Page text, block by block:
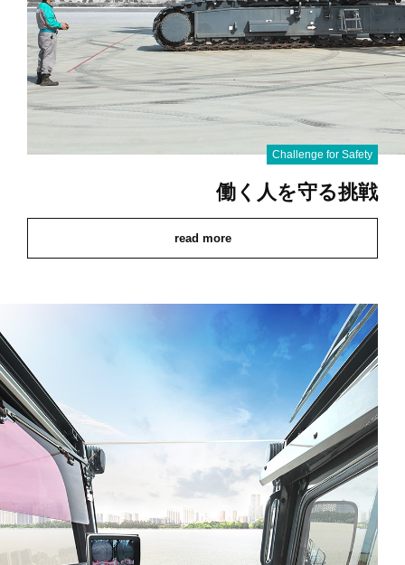
Challenge for Safety
働く人を守る挑戦
read more